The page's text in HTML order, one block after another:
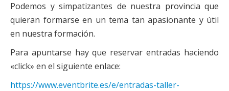
Financiación
Participa con Podemos en Albacete
Podemos y simpatizantes de nuestra provincia que
quieran formarse en un tema tan apasionante y útil
en nuestra formación.
Para apuntarse hay que reservar entradas haciendo
«click» en el siguiente enlace:
https://www.eventbrite.es/e/entradas-taller-